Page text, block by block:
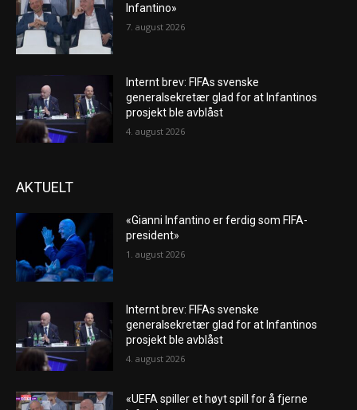
Infantino»
7. august 2026
Internt brev: FIFAs svenske
generalsekretær glad for at Infantinos
prosjekt ble avblåst
4. august 2026
AKTUELT
«Gianni Infantino er ferdig som FIFA-
president»
1. august 2026
Internt brev: FIFAs svenske
generalsekretær glad for at Infantinos
prosjekt ble avblåst
4. august 2026
«UEFA spiller et høyt spill for å fjerne